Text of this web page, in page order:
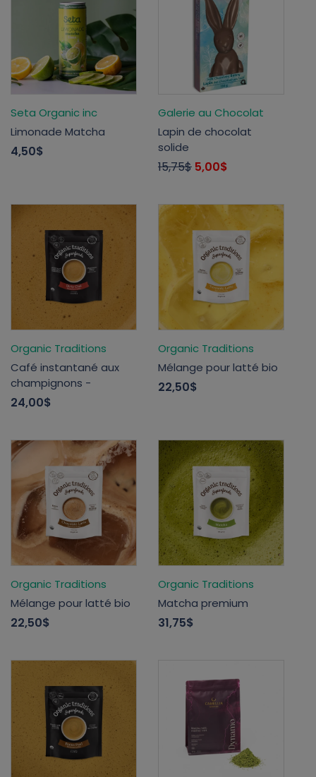
Seta Organic inc
Limonade Matcha
4,50$
Galerie au Chocolat
Lapin de chocolat
solide
15,75$ 5,00$
Organic Traditions
Café instantané aux
champignons -
24,00$
Organic Traditions
Mélange pour latté bio
22,50$
Organic Traditions
Mélange pour latté bio
22,50$
Organic Traditions
Matcha premium
31,75$